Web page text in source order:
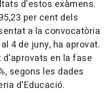
d'estos exàmens.
per cent dels
a la convocatòria
4 de juny, ha aprovat.
d'aprovats en la fase
segons les dades
d'Educació.